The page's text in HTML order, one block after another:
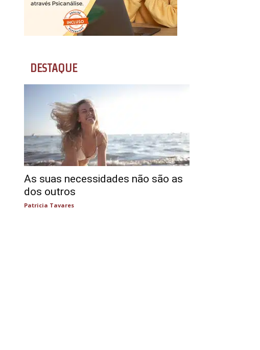
DESTAQUE
As suas necessidades não são as
dos outros
Patricia Tavares